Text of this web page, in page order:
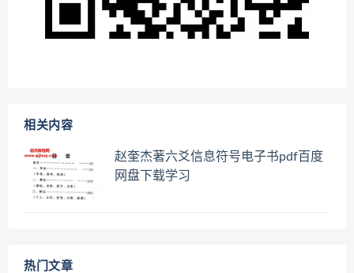
相关内容
赵奎杰著六爻信息符号电子书pdf百度
网盘下载学习
热门文章